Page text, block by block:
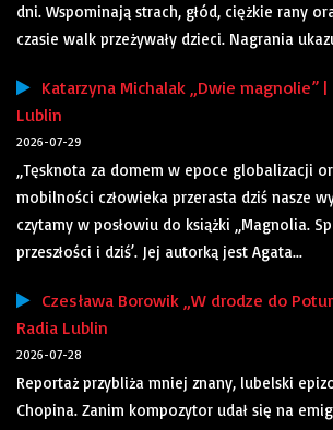
dni. Wspominają strach, głód, ciężkie rany
czasie walk przeżywały dzieci. Nagrania
Katarzyna Michalak „Dwie magnolie” |
Lublin
2026-07-29
„Tęsknota za domem w epoce globalizacji
mobilności człowieka przerasta dziś nasze
czytamy w posłowiu do książki „Magnolia.
przeszłości i dziś’. Jej autorką jest Agata...
Czesława Borowik „W drodze do
Radia Lublin
2026-07-28
Reportaż przybliża mniej znany, lubelski
Chopina. Zanim kompozytor udał się na